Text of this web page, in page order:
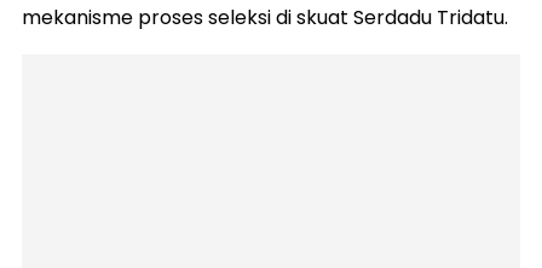
mekanisme proses seleksi di skuat Serdadu Tridatu.